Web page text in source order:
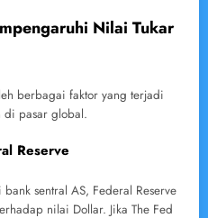
Nilai Tukar
berbagai faktor yang terjadi
di pasar global.
Reserve
sentral AS, Federal Reserve
nilai Dollar. Jika The Fed